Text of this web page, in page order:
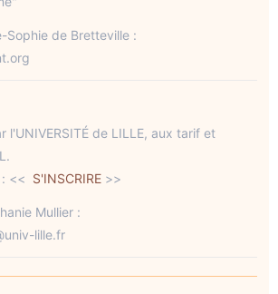
Sophie de Bretteville :
l'UNIVERSITÉ de LILLE, aux tarif et
<< S'INSCRIRE >>
Mullier :
lille.fr